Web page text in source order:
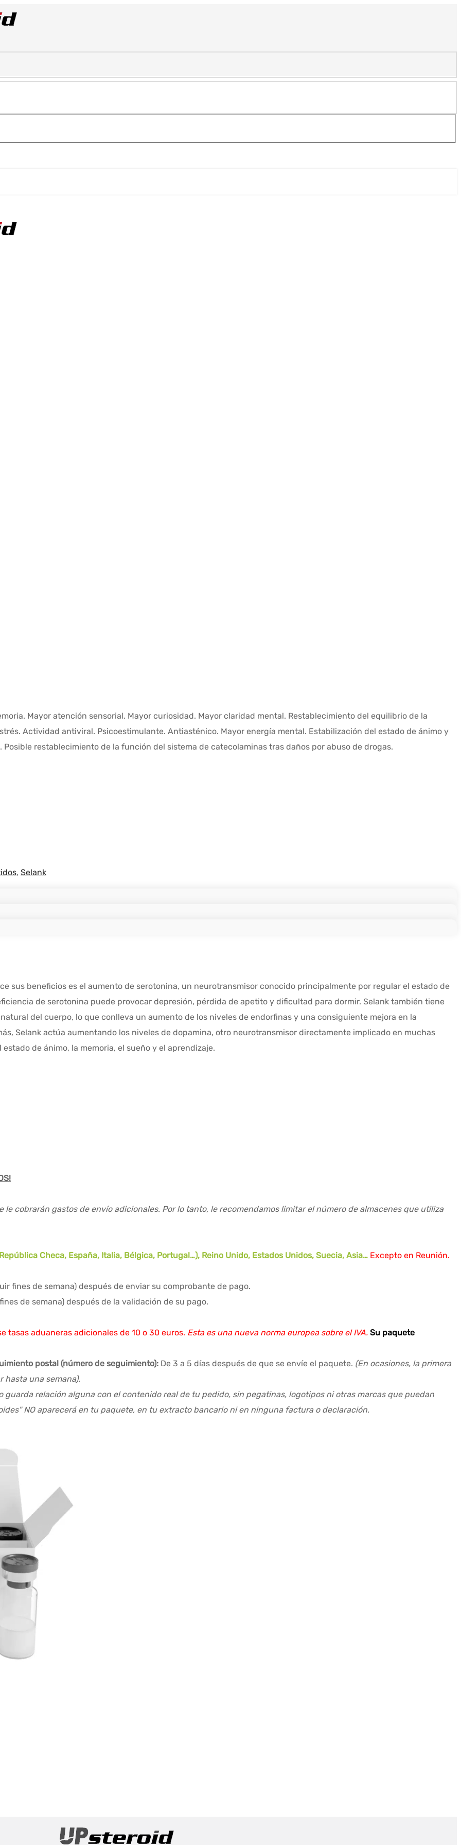
Mayor atención sensorial. Mayor curiosidad. Mayor claridad mental. Restablecimiento del equilibrio de la
Actividad antiviral. Psicoestimulante. Antiasténico. Mayor energía mental. Estabilización del estado de ánimo y
restablecimiento de la función del sistema de catecolaminas tras daños por abuso de drogas.
, Selank
sus beneficios es el aumento de serotonina, un neurotransmisor conocido principalmente por regular el estado de
de serotonina puede provocar depresión, pérdida de apetito y dificultad para dormir. Selank también tiene
del cuerpo, lo que conlleva un aumento de los niveles de endorfinas y una consiguiente mejora en la
Selank actúa aumentando los niveles de dopamina, otro neurotransmisor directamente implicado en muchas
de ánimo, la memoria, el sueño y el aprendizaje.
cobrarán gastos de envío adicionales. Por lo tanto, le recomendamos limitar el número de almacenes que utiliza
Checa, España, Italia, Bélgica, Portugal…), Reino Unido, Estados Unidos, Suecia, Asia… Excepto en Reunión.
fines de semana) después de enviar su comprobante de pago.
de semana) después de la validación de su pago.
tasas aduaneras adicionales de 10 o 30 euros. Esta es una nueva norma europea sobre el IVA. Su paquete
postal (número de seguimiento): De 3 a 5 días después de que se envíe el paquete. (En ocasiones, la primera
hasta una semana).
relación alguna con el contenido real de tu pedido, sin pegatinas, logotipos ni otras marcas que puedan
NO aparecerá en tu paquete, en tu extracto bancario ni en ninguna factura o declaración.